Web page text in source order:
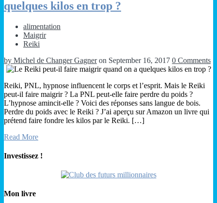
quelques kilos en trop ?
alimentation
Maigrir
Reiki
by Michel de Changer Gagner on September 16, 2017 0 Comments
Reiki, PNL, hypnose influencent le corps et l’esprit. Mais le Reiki
peut-il faire maigrir ? La PNL peut-elle faire perdre du poids ?
L’hypnose amincit-elle ? Voici des réponses sans langue de bois.
Perdre du poids avec le Reiki ? J’ai aperçu sur Amazon un livre qui
prétend faire fondre les kilos par le Reiki. […]
Read More
Investissez !
Mon livre